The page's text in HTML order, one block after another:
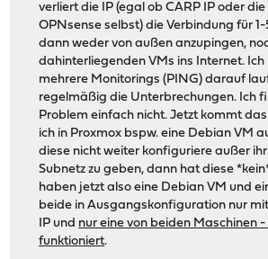
verliert die IP (egal ob CARP IP oder die
OPNsense selbst) die Verbindung für
dann weder von außen anzupingen,
dahinterliegenden VMs ins Internet. Ich
mehrere Monitorings (PING) darauf
regelmäßig die Unterbrechungen. Ich
Problem einfach nicht. Jetzt kommt
ich in Proxmox bspw. eine Debian VM
diese nicht weiter konfiguriere außer
Subnetz zu geben, dann hat diese
haben jetzt also eine Debian VM und
beide in Ausgangskonfiguration nur
IP und nur eine von beiden Maschinen
funktioniert.